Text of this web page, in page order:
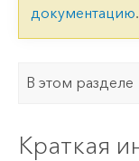
документацию.
В этом разделе
Краткая